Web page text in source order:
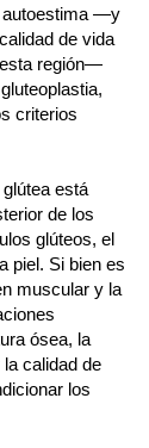
autoestima —y
de vida
región—
criterios
está
de los
glúteos, el
piel. Si bien es
muscular y la
ósea, la
calidad de
los